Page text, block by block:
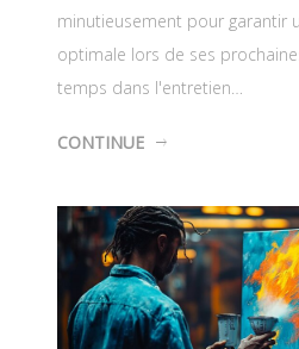
minutieusement pour garantir
optimale lors de ses
temps dans l'entretien…
CONTINUE